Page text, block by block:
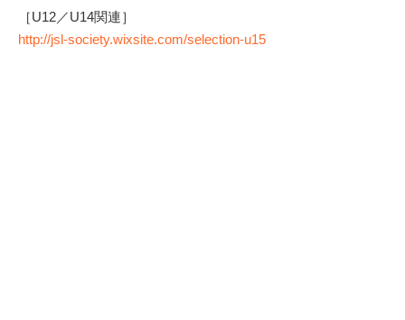
［U12／U14関連］
http://jsl-society.wixsite.com/selection-u15